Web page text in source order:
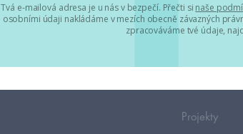
Tvá e-mailová adresa je u nás v bezpečí. Přečti si naše
osobními údaji nakládáme v mezích obecně závazných
zpracováváme tvé údaje,
Projekty